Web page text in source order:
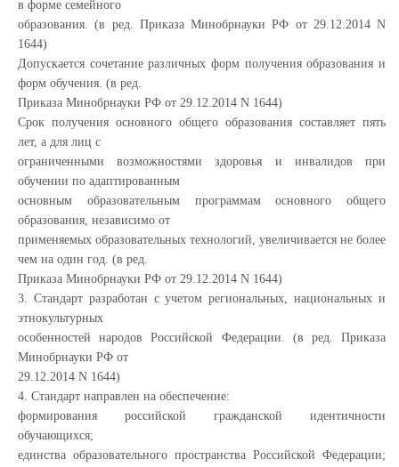
в форме семейного
образования. (в ред. Приказа Минобрнауки РФ от 29.12.2014 N
1644)
Допускается сочетание различных форм получения образования и
форм обучения. (в ред.
Приказа Минобрнауки РФ от 29.12.2014 N 1644)
Срок получения основного общего образования составляет пять
лет, а для лиц с
ограниченными возможностями здоровья и инвалидов при
обучении по адаптированным
основным образовательным программам основного общего
образования, независимо от
применяемых образовательных технологий, увеличивается не более
чем на один год. (в ред.
Приказа Минобрнауки РФ от 29.12.2014 N 1644)
3. Стандарт разработан с учетом региональных, национальных и
этнокультурных
особенностей народов Российской Федерации. (в ред. Приказа
Минобрнауки РФ от
29.12.2014 N 1644)
4. Стандарт направлен на обеспечение:
формирования российской гражданской идентичности
обучающихся;
единства образовательного пространства Российской Федерации;